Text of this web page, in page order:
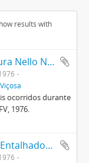
results with
Fôlder do Salão de Pintura Nello Nuno
ocorridos durante
1976.
Fôlder da Exposição do Entalhador Antônio Inácio